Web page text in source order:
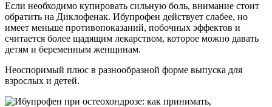
Если необходимо купировать сильную боль, внимание стоит
обратить на Диклофенак. Ибупрофен действует слабее, но
имеет меньше противопоказаний, побочных эффектов и
считается более щадящим лекарством, которое можно давать
детям и беременным женщинам.
Неоспоримый плюс в разнообразной форме выпуска для
взрослых и детей.